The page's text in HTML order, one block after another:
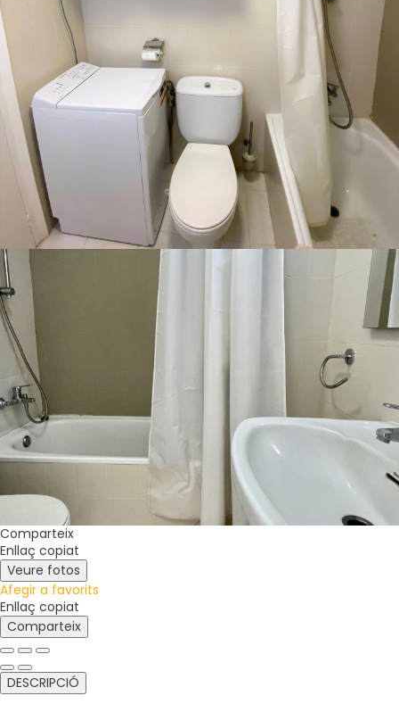
Comparteix
Enllaç copiat
Veure fotos
Afegir a favorits
Enllaç copiat
Comparteix
DESCRIPCIÓ